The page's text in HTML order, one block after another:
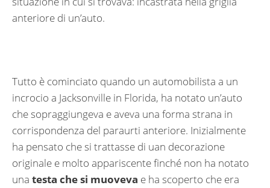
anteriore di un’auto.
Tutto è cominciato quando un automobilista a un
incrocio a Jacksonville in Florida, ha notato un’auto
che sopraggiungeva e aveva una forma strana in
corrispondenza del paraurti anteriore. Inizialmente
ha pensato che si trattasse di uan decorazione
originale e molto appariscente finché non ha notato
una testa che si muoveva e ha scoperto che era